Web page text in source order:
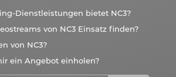
Dienstleistungen bietet NC3?
von NC3 Einsatz finden?
von NC3?
ein Angebot einholen?